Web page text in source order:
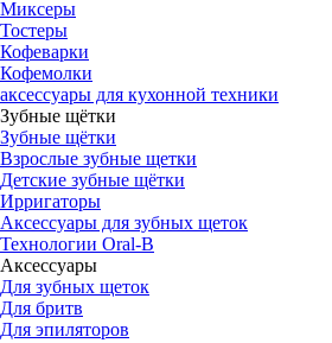
Миксеры
Тостеры
Кофеварки
Кофемолки
аксессуары для кухонной техники
Зубные щётки
Зубные щётки
Взрослые зубные щетки
Детские зубные щётки
Ирригаторы
Аксессуары для зубных щеток
Технологии Oral-B
Аксессуары
Для зубных щеток
Для бритв
Для эпиляторов